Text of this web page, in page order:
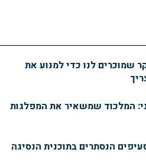
השקר שמוכרים לנו כדי למנוע את
המלכוד שמשאיר את המפלגות
הנסתרים בתוכנית הנסיגה